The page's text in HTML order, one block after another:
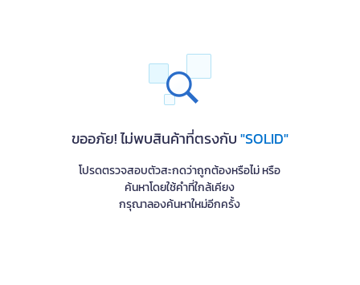
ขออภัย! ไม่พบสินค้าที่ตรงกับ"SOLID"
โปรดตรวจสอบตัวสะกดว่าถูกต้องหรือไม่ หรือ
ค้นหาโดยใช้คำที่ใกล้เคียง
กรุณาลองค้นหาใหม่อีกครั้ง